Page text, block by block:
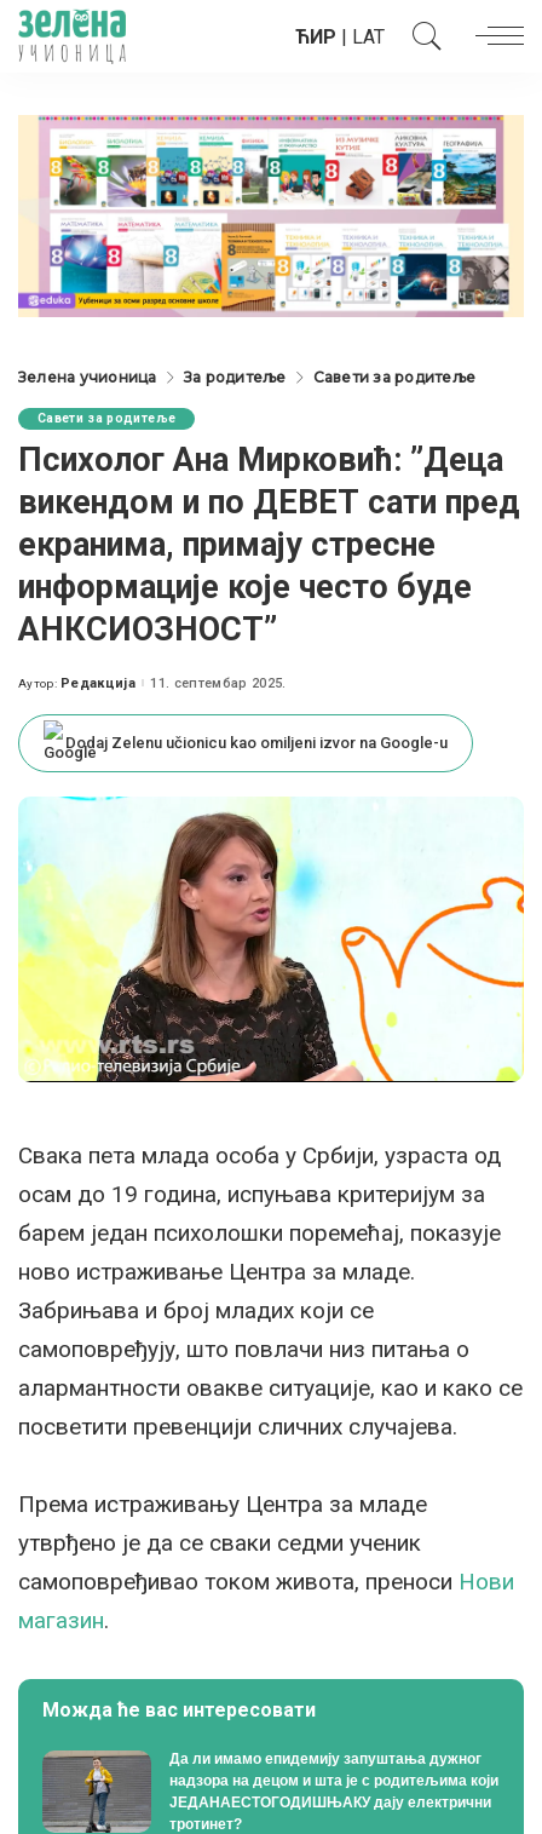
ЋИР | LAT
Зелена учионица За родитеље Савети за родитеље
Савети за родитеље
Психолог Ана Мирковић: ”Деца
викендом и по ДЕВЕТ сати пред
екранима, примају стресне
информације које често буде
АНКСИОЗНОСТ”
Posted
Аутор: Редакција 11. септембар 2025.
Dodaj Zelenu učionicu kao omiljeni izvor na Google-u
Свака пета млада особа у Србији, узраста од
осам до 19 година, испуњава критеријум за
барем један психолошки поремећај, показује
ново истраживање Центра за младе.
Забрињава и број младих који се
самоповређују, што повлачи низ питања о
алармантности овакве ситуације, као и како се
посветити превенцији сличних случајева.
Према истраживању Центра за младе
утврђено је да се сваки седми ученик
самоповређивао током живота, преноси Нови
магазин.
Можда ће вас интересовати
Да ли имамо епидемију запуштања дужног
надзора на децом и шта је с родитељима који
ЈЕДАНАЕСТОГОДИШЊАКУ дају електрични
тротинет?